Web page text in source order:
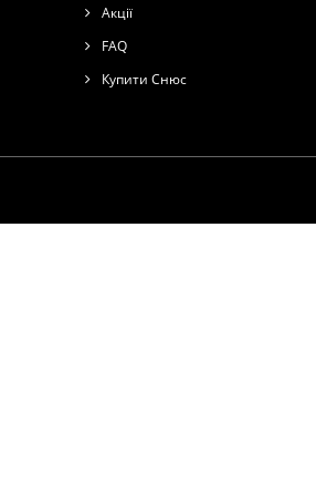
Акції
FAQ
Купити Снюс